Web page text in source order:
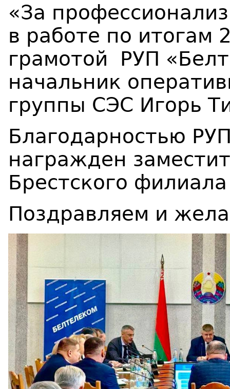
«За
в работе по итогам
грамотой РУП
начальник
группы СЭС Игорь
Благодарностью
награжден
Брестского
Поздравляем и